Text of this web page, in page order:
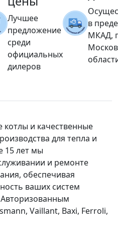
Лучшее
предложение
среди
официальных
дилеров
в
МКАД,
и качественные
для тепла и
15 лет мы
и ремонте
обеспечивая
ваших систем
Vaillant, Baxi, Ferroli,